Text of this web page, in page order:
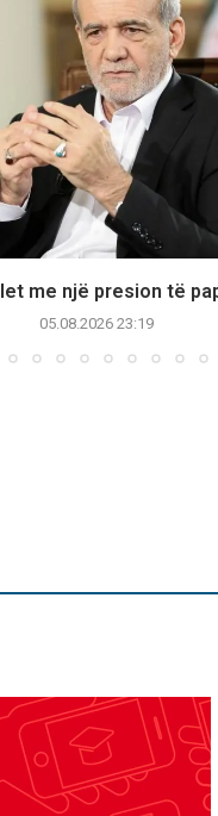
me një presion të
05.08.2026 23:19